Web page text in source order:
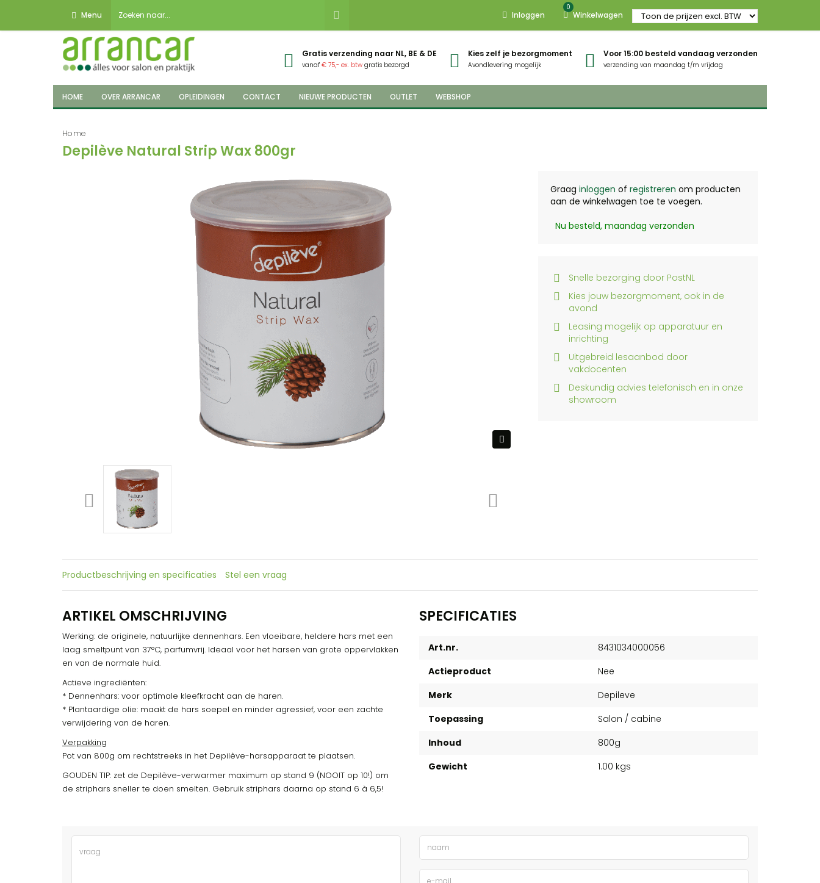
Menu Inloggen
0
Winkelwagen
Gratis verzending naar NL, BE & DE
vanaf€ 75,- ex. btw gratis bezorgd
Kies zelf je bezorgmoment
Avondlevering mogelijk
Voor 15:00 besteld vandaag verzonden
verzending van maandag t/m vrijdag
HOME OVER ARRANCAR OPLEIDINGEN CONTACT NIEUWE PRODUCTEN OUTLET WEBSHOP
Home
Depilève Natural Strip Wax 800gr
Graag inloggen of registreren om producten
aan de winkelwagen toe te voegen.
Nu besteld, maandag verzonden
Snelle bezorging door PostNL
Kies jouw bezorgmoment, ook in de
avond
Leasing mogelijk op apparatuur en
inrichting
Uitgebreid lesaanbod door
vakdocenten
Deskundig advies telefonisch en in onze
showroom
Productbeschrijving en specificaties Stel een vraag
ARTIKEL OMSCHRIJVING
Werking: de originele, natuurlijke dennenhars. Een vloeibare, heldere hars met een
laag smeltpunt van 37°C, parfumvrij. Ideaal voor het harsen van grote oppervlakken
en van de normale huid.
Actieve ingrediënten:
* Dennenhars: voor optimale kleefkracht aan de haren.
* Plantaardige olie: maakt de hars soepel en minder agressief, voor een zachte
verwijdering van de haren.
Verpakking
Pot van 800g om rechtstreeks in het Depilève-harsapparaat te plaatsen.
GOUDEN TIP: zet de Depilève-verwarmer maximum op stand 9 (NOOIT op 10!) om
de striphars sneller te doen smelten. Gebruik striphars daarna op stand 6 à 6,5!
SPECIFICATIES
Art.nr.
8431034000056
Actieproduct
Nee
Merk
Depileve
Toepassing
Salon / cabine
Inhoud
800g
Gewicht
1.00 kgs